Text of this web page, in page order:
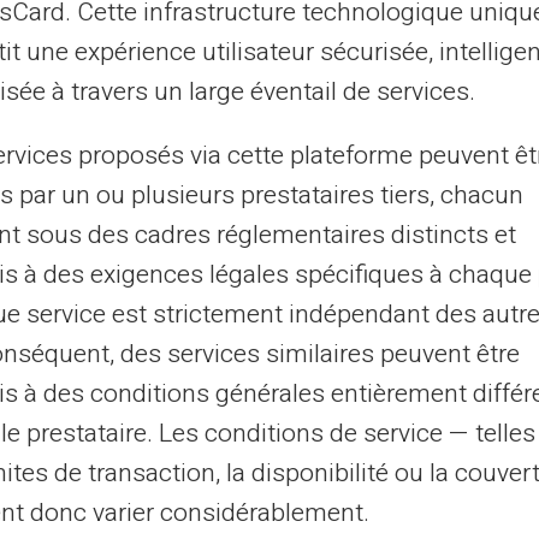
37M
de comerciantes
eletrônicos
1.3M
Clientes
satisfeitos
Cette infrastructure technologique
une expérience utilisateur sécurisée,
à travers un large éventail de services.
proposés via cette plateforme peuvent
par un ou plusieurs prestataires tiers, chacun
sous des cadres réglementaires distincts et
à des exigences légales spécifiques à chaque
service est strictement indépendant des
des services similaires peuvent être
à des conditions générales entièrement
prestataire. Les conditions de service —
de transaction, la disponibilité ou la
donc varier considérablement.